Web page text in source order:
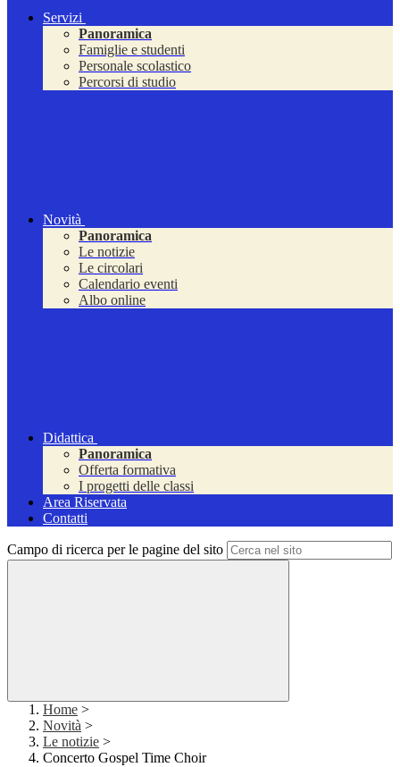
Servizi
Panoramica
Famiglie e studenti
Personale scolastico
Percorsi di studio
Novità
Panoramica
Le notizie
Le circolari
Calendario eventi
Albo online
Didattica
Panoramica
Offerta formativa
I progetti delle classi
Area Riservata
Contatti
Campo di ricerca per le pagine del sito
Home >
Novità >
Le notizie >
Concerto Gospel Time Choir